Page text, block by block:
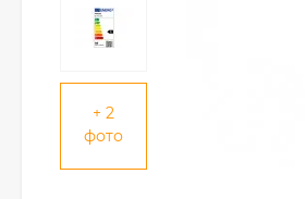
+ 2
фото